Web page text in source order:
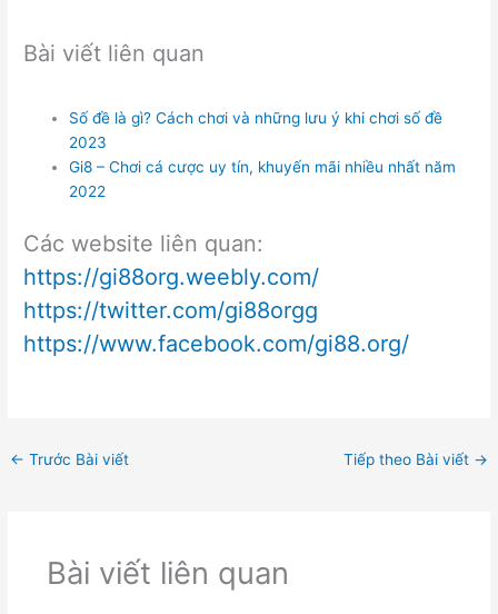
Bài viết liên quan
Số đề là gì? Cách chơi và những lưu ý khi chơi số đề
2023
Gi8 – Chơi cá cược uy tín, khuyến mãi nhiều nhất năm
2022
Các website liên quan:
https://gi88org.weebly.com/
https://twitter.com/gi88orgg
https://www.facebook.com/gi88.org/
← Trước Bài viết Tiếp theo Bài viết →
Bài viết liên quan